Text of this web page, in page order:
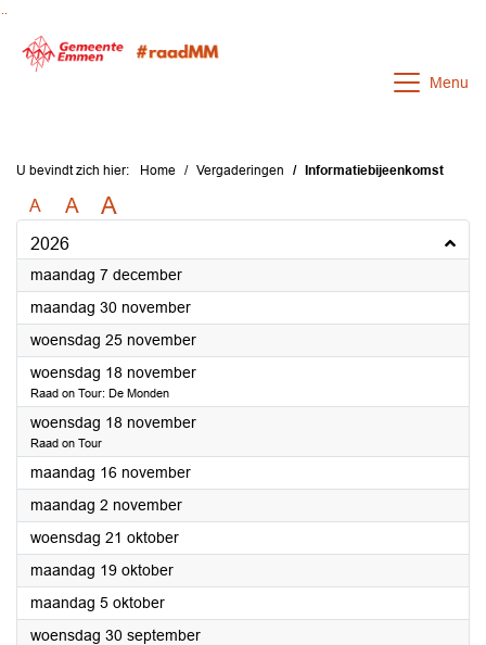
Menu
U bevindt zich hier: Home Vergaderingen Informatiebijeenkomst
A A A
2026
maandag 7 december2026
maandag 30 november2026
woensdag 25 november2026
woensdag 18 november2026
Raad on Tour: De Monden
woensdag 18 november2026
Raad on Tour
maandag 16 november2026
maandag 2 november2026
woensdag 21 oktober2026
maandag 19 oktober2026
maandag 5 oktober2026
woensdag 30 september2026